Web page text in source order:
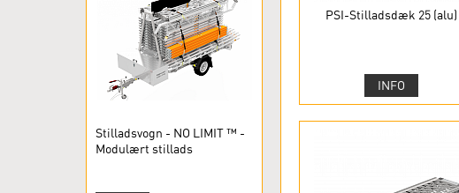
Stilladsvogn - NO LIMIT ™ -
Modulært stillads
PSI-Stilladsdæk 25 (alu)
INFO